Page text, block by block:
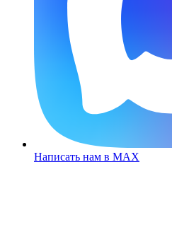
Написать нам в MAX